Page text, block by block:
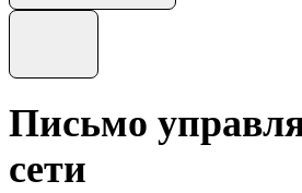
Письмо
сети